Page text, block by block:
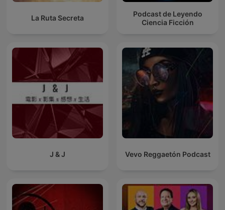
La Ruta Secreta
Podcast de Leyendo
Ciencia Ficción
J & J Vevo Reggaetón Podcast